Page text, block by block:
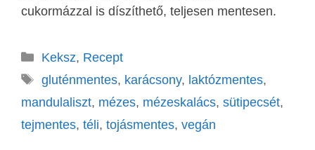
cukormázzal is díszíthető, teljesen mentesen.
Keksz, Recept
gluténmentes, karácsony, laktózmentes,
mandulaliszt, mézes, mézeskalács, sütipecsét,
tejmentes, téli, tojásmentes, vegán